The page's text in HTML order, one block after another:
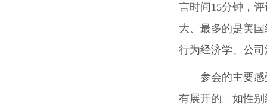
言时间15分钟，
大、最多的是美
行为经济学、公
参会的主要
有展开的。如性